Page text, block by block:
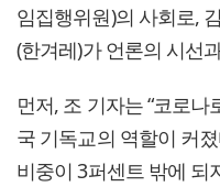
임집행위원)의 사회로,
(한겨레)가 언론의 시선
먼저, 조 기자는 “코로
국 기독교의 역할이 커
비중이 3퍼센트 밖에 되